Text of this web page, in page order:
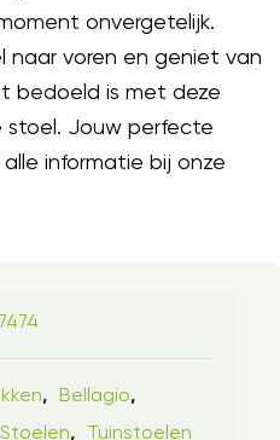
onvergetelijk.
naar voren en geniet van
bedoeld is met deze
Jouw perfecte
informatie bij onze
, Bellagio,
, Tuinstoelen